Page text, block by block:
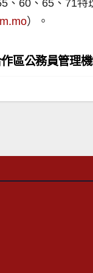
、60、65、71
）。
區公務員管理